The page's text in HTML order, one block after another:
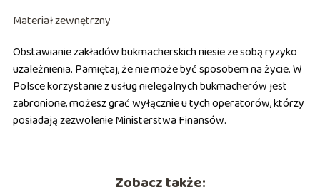
Materiał zewnętrzny
Obstawianie zakładów bukmacherskich niesie ze sobą ryzyko
uzależnienia. Pamiętaj, że nie może być sposobem na życie. W
Polsce korzystanie z usług nielegalnych bukmacherów jest
zabronione, możesz grać wyłącznie u tych operatorów, którzy
posiadają zezwolenie Ministerstwa Finansów.